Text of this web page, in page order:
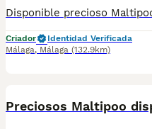
Criador
Identidad Verificada
Málaga, Málaga (132.9km)
Preciosos Maltipoo